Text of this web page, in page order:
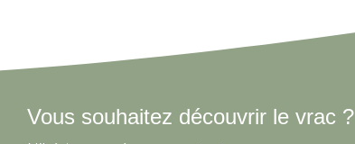
Vous souhaitez découvrir le vrac ?